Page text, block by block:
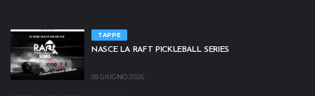
TAPPE
NASCE LA RAFT PICKLEBALL SERIES
05 GIUGNO 2026